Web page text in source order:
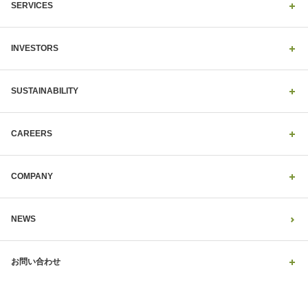
SERVICES
INVESTORS
SUSTAINABILITY
CAREERS
COMPANY
NEWS
お問い合わせ